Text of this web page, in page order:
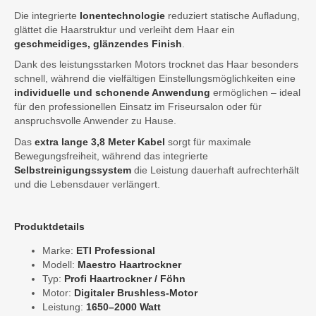
Die integrierte Ionentechnologie reduziert statische Aufladung,
glättet die Haarstruktur und verleiht dem Haar ein
geschmeidiges, glänzendes Finish
Dank des leistungsstarken Motors trocknet das Haar besonders
schnell, während die vielfältigen Einstellungsmöglichkeiten eine
individuelle und schonende Anwendung ermöglichen – ideal
für den professionellen Einsatz im Friseursalon oder für
anspruchsvolle Anwender zu Hause.
Das extra lange 3,8 Meter Kabel sorgt für maximale
Bewegungsfreiheit, während das integrierte
Selbstreinigungssystem die Leistung dauerhaft aufrechterhält
und die Lebensdauer verlängert.
Produktdetails
Marke: ETI Professional
Modell: Maestro Haartrockner
Typ: Profi Haartrockner / Föhn
Motor: Digitaler Brushless-Motor
Leistung: 1650–2000 Watt